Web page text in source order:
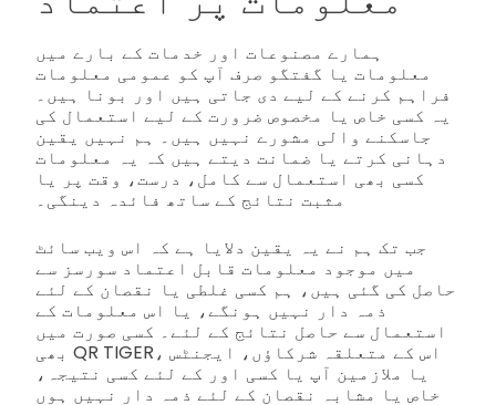
ہمارے مصنوعات اور خدمات کے بارے میں
معلومات یا گفتگو صرف آپ کو عمومی معلومات
فراہم کرنے کے لیے دی جاتی ہیں اور بونا ہیں۔
یہ کسی خاص یا مخصوص ضرورت کے لیے استعمال کی
جاسکنے والی مشورے نہیں ہیں۔ ہم نہیں یقین
دہانی کرتے یا ضمانت دیتے ہیں کہ یہ معلومات
کسی بھی استعمال سے کامل، درست، وقت پر یا
مثبت نتائج کے ساتھ فائدہ دینگی۔
جب تک ہم نے یہ یقین دلایا ہے کہ اس ویب سائٹ
میں موجود معلومات قابل اعتماد سورسز سے
حاصل کی گئی ہیں، ہم کسی غلطی یا نقصان کے لئے
ذمہ دار نہیں ہونگے، یا اس معلومات کے
استعمال سے حاصل نتائج کے لئے۔ کسی صورت میں
بھی QR TIGER، اس کے متعلقہ شرکاؤں، ایجنٹس
یا ملازمین آپ یا کسی اور کے لئے کسی نتیجہ،
خاص یا مشابہ نقصان کے لئے ذمہ دار نہیں ہوں